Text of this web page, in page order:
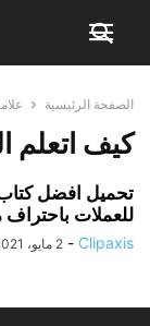
الصفحة الرئيسية
كيف اتعلم
تحميل افضل كتاب
للعملات باحتراف
Clipaxis
- 2 مايو، 2021